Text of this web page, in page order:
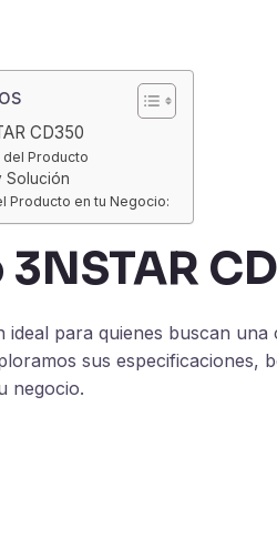
CD350
Producto
Solución
Producto en tu Negocio:
para quienes buscan una
sus especificaciones,
negocio.